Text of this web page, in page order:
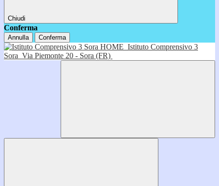
Chiudi
Conferma
Annulla Conferma
HOME Istituto Comprensivo 3
Sora Via Piemonte 20 - Sora (FR)